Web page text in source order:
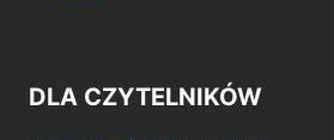
DLA CZYTELNIKÓW